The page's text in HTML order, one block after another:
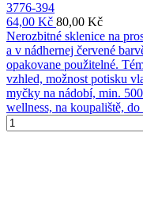
3776-394
64,00 Kč 80,00 Kč
Nerozbitné sklenice na
a v nádhernej červené
opakovane použitelné.
vzhled, možnost potisku
myčky na nádobí, min.
wellness, na koupaliště,